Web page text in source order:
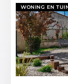
WONING EN